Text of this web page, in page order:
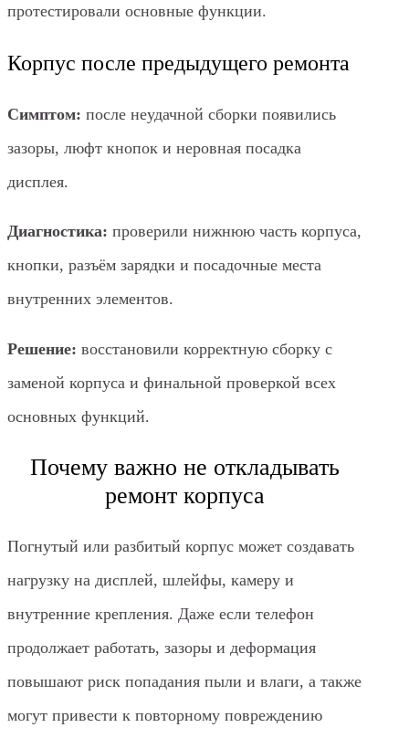
протестировали основные функции.
Корпус после предыдущего ремонта
Симптом: после неудачной сборки появились
зазоры, люфт кнопок и неровная посадка
дисплея.
Диагностика: проверили нижнюю часть корпуса,
кнопки, разъём зарядки и посадочные места
внутренних элементов.
Решение: восстановили корректную сборку с
заменой корпуса и финальной проверкой всех
основных функций.
Почему важно не откладывать
ремонт корпуса
Погнутый или разбитый корпус может создавать
нагрузку на дисплей, шлейфы, камеру и
внутренние крепления. Даже если телефон
продолжает работать, зазоры и деформация
повышают риск попадания пыли и влаги, а также
могут привести к повторному повреждению